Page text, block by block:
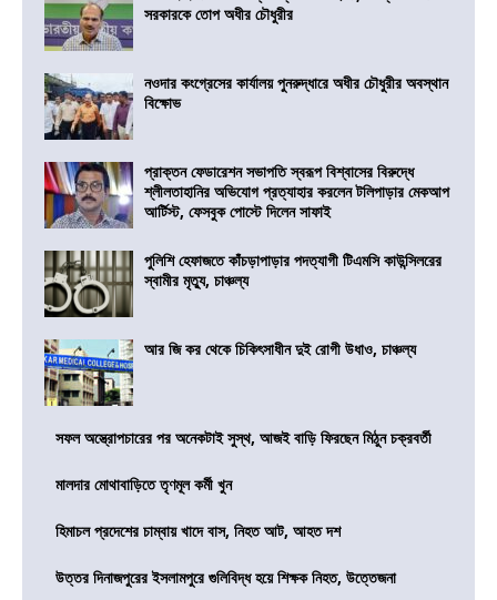
সরকারকে তোপ অধীর চৌধুরীর
নওদার কংগ্রেসের কার্যালয় পুনরুদ্ধারে অধীর চৌধুরীর অবস্থান
বিক্ষোভ
প্রাক্তন ফেডারেশন সভাপতি স্বরূপ বিশ্বাসের বিরুদ্ধে
শ্লীলতাহানির অভিযোগ প্রত্যাহার করলেন টলিপাড়ার মেকআপ
আর্টিস্ট, ফেসবুক পোস্টে দিলেন সাফাই
পুলিশি হেফাজতে কাঁচড়াপাড়ার পদত্যাগী টিএমসি কাউন্সিলরের
স্বামীর মৃত্যু, চাঞ্চল্য
আর জি কর থেকে চিকিৎসাধীন দুই রোগী উধাও, চাঞ্চল্য
সফল অস্ত্রোপচারের পর অনেকটাই সুস্থ, আজই বাড়ি ফিরছেন মিঠুন চক্রবর্তী
মালদার মোথাবাড়িতে তৃণমূল কর্মী খুন
হিমাচল প্রদেশের চাম্বায় খাদে বাস, নিহত আট, আহত দশ
উত্তর দিনাজপুরের ইসলামপুরে গুলিবিদ্ধ হয়ে শিক্ষক নিহত, উত্তেজনা